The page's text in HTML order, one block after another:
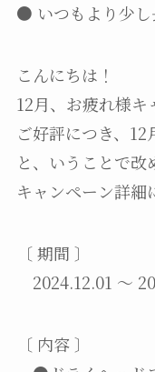
● いつもより少
こんにちは！
12月、お疲れ様
ご好評につき、
と、いうことで改
キャンペーン詳細
〔 期間 〕
2024.12.01 ～
〔 内容 〕